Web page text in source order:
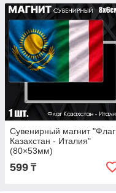
Сувенирный магнит "Флаг
Казахстан - Италия"
(80×53мм)
599 ₸